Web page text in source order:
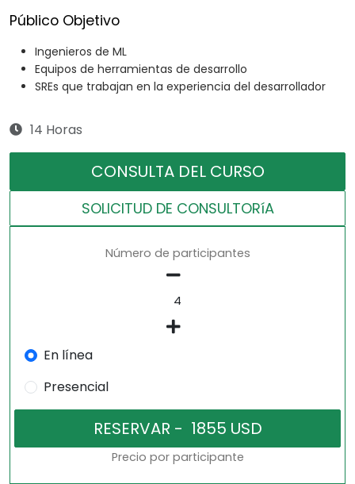
Público Objetivo
Ingenieros de ML
Equipos de herramientas de desarrollo
SREs que trabajan en la experiencia del desarrollador
14 Horas
CONSULTA DEL CURSO
SOLICITUD DE CONSULTORíA
Número de participantes
En línea
Presencial
Precio por participante